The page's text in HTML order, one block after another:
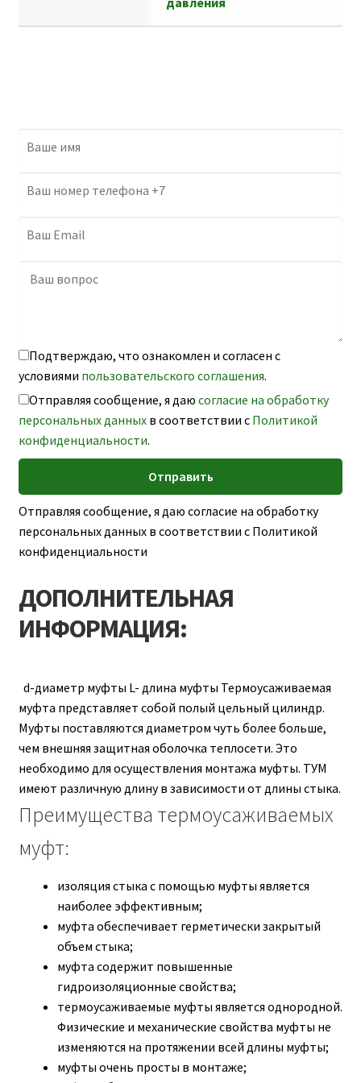
Подтверждаю, что ознакомлен и согласен с
условиями пользовательского соглашения.
Отправляя сообщение, я даю согласие на обработку
персональных данныхв соответствии с Политикой
конфиденциальности.
Отправляя сообщение, я даю согласие на обработку
персональных данных в соответствии с Политикой
конфиденциальности
ДОПОЛНИТЕЛЬНАЯ
ИНФОРМАЦИЯ:
d-диаметр муфты L- длина муфты Термоусаживаемая
муфта представляет собой полый цельный цилиндр.
Муфты поставляются диаметром чуть более больше,
чем внешняя защитная оболочка теплосети. Это
необходимо для осуществления монтажа муфты. ТУМ
имеют различную длину в зависимости от длины стыка.
Преимущества термоусаживаемых
муфт:
изоляция стыка с помощью муфты является
наиболее эффективным;
муфта обеспечивает герметически закрытый
объем стыка;
муфта содержит повышенные
гидроизоляционные свойства;
термоусаживаемые муфты является однородной.
Физические и механические свойства муфты не
изменяются на протяжении всей длины муфты;
муфты очень просты в монтаже;